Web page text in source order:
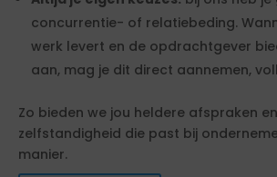
concurrentie- of relatiebeding.
werk levert en de opdrachtgever
aan, mag je dit direct aannemen,
Zo bieden we jou heldere afspraken
zelfstandigheid die past bij
manier.